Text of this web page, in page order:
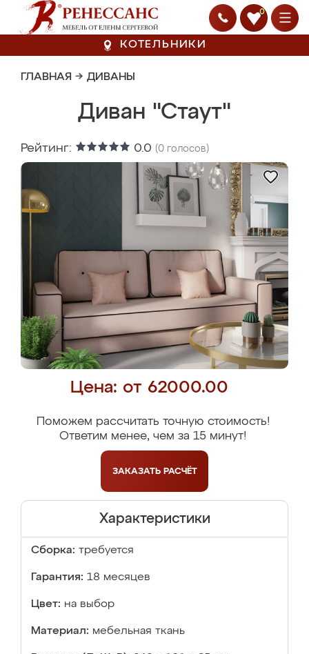
0
КОТЕЛЬНИКИ
ГЛАВНАЯ → ДИВАНЫ
Диван "Стаут"
Рейтинг: 0.0 (0 голосов)
Цена: от 62000.00
Поможем рассчитать точную стоимость!
Ответим менее, чем за 15 минут!
ЗАКАЗАТЬ РАСЧЁТ
Характеристики
Сборка: требуется
Гарантия: 18 месяцев
Цвет: на выбор
Материал: мебельная ткань